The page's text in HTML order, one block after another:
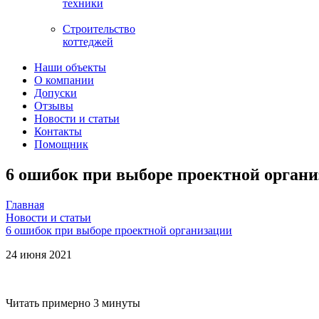
техники
Строительство
коттеджей
Наши объекты
О компании
Допуски
Отзывы
Новости и статьи
Контакты
Помощник
6 ошибок при выборе проектной
Главная
Новости и статьи
6 ошибок при выборе проектной организации
24 июня 2021
Читать примерно 3 минуты